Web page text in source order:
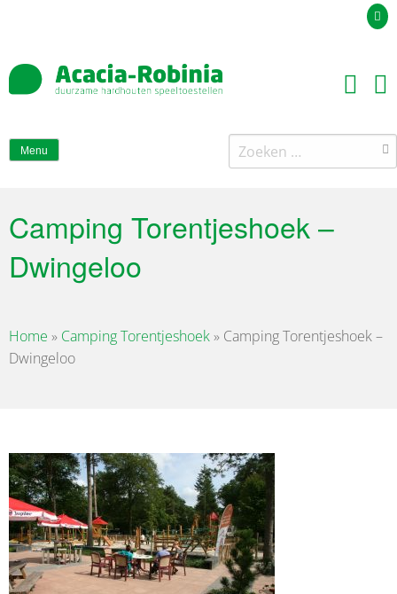
Menu
Zoeken
naar:
Camping Torentjeshoek –
Dwingeloo
Home » Camping Torentjeshoek» Camping Torentjeshoek –
Dwingeloo